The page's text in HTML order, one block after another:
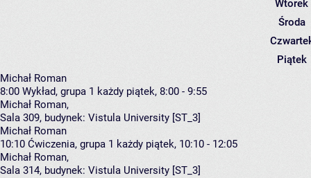
Wtorek
Środa
Piątek
Michał Roman
8:00 Wykład, grupa 1 każdy piątek, 8:00 - 9:55
Michał Roman,
Sala 309, budynek: Vistula University [ST_3]
Michał Roman
10:10 Ćwiczenia, grupa 1 każdy piątek, 10:10 - 12:05
Michał Roman,
Sala 314, budynek: Vistula University [ST_3]